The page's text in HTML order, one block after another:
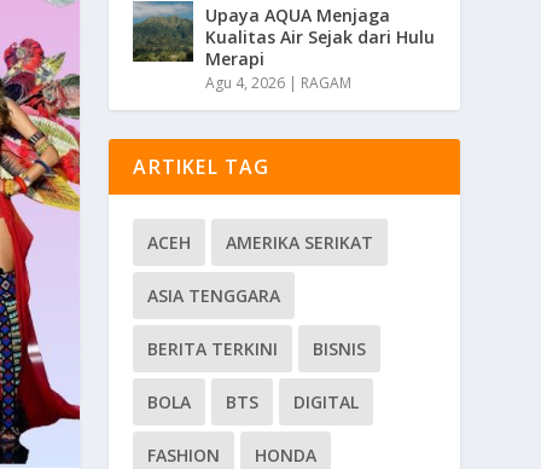
Upaya AQUA Menjaga
Kualitas Air Sejak dari Hulu
Merapi
Agu 4, 2026 | RAGAM
ARTIKEL TAG
ACEH AMERIKA SERIKAT
ASIA TENGGARA
BERITA TERKINI BISNIS
BOLA BTS DIGITAL
FASHION HONDA